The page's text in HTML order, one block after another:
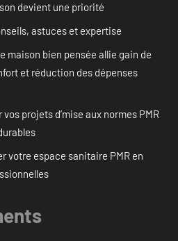
devient une priorité
astuces et expertise
maison bien pensée allie gain de
et réduction des dépenses
projets d’mise aux normes PMR
votre espace sanitaire PMR en